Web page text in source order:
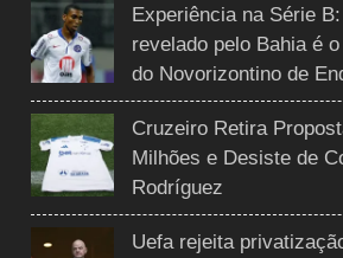
Experiência na Série
revelado pelo Bahia é
do Novorizontino de
Cruzeiro Retira
Milhões e Desiste de
Rodríguez
Uefa rejeita